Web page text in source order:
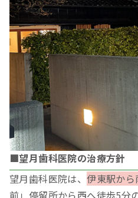
■望月歯科医院の治療方針
望月歯科医院は、伊東駅か
前」停留所から西へ徒歩5分